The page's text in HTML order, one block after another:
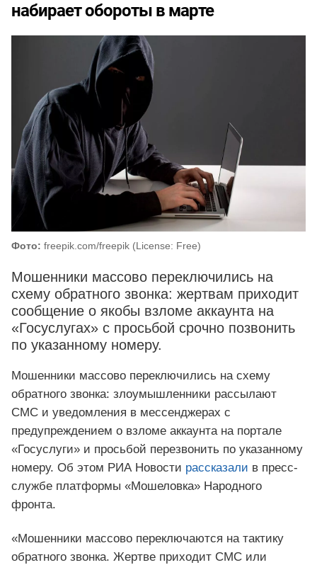
набирает обороты в марте
Фото: freepik.com/freepik (License: Free)
Мошенники массово переключились на
схему обратного звонка: жертвам приходит
сообщение о якобы взломе аккаунта на
«Госуслугах» с просьбой срочно позвонить
по указанному номеру.
Мошенники массово переключились на схему
обратного звонка: злоумышленники рассылают
СМС и уведомления в мессенджерах с
предупреждением о взломе аккаунта на портале
«Госуслуги» и просьбой перезвонить по указанному
номеру. Об этом РИА Новости рассказали в пресс-
службе платформы «Мошеловка» Народного
фронта.
«Мошенники массово переключаются на тактику
обратного звонка. Жертве приходит СМС или